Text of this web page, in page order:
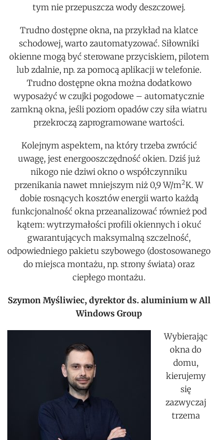
tym nie przepuszcza wody deszczowej.
Trudno dostępne okna, na przykład na klatce
schodowej, warto zautomatyzować. Siłowniki
okienne mogą być sterowane przyciskiem, pilotem
lub zdalnie, np. za pomocą aplikacji w telefonie.
Trudno dostępne okna można dodatkowo
wyposażyć w czujki pogodowe – automatycznie
zamkną okna, jeśli poziom opadów czy siła wiatru
przekroczą zaprogramowane wartości.
Kolejnym aspektem, na który trzeba zwrócić
uwagę, jest energooszczędność okien. Dziś już
nikogo nie dziwi okno o współczynniku
przenikania nawet mniejszym niż 0,9 W/m2K. W
dobie rosnących kosztów energii warto każdą
funkcjonalność okna przeanalizować również pod
kątem: wytrzymałości profili okiennych i okuć
gwarantujących maksymalną szczelność,
odpowiedniego pakietu szybowego (dostosowanego
do miejsca montażu, np. strony świata) oraz
ciepłego montażu.
Szymon Myśliwiec, dyrektor ds. aluminium w All
Windows Group
Wybierając
okna do
domu,
kierujemy
się
zazwyczaj
trzema